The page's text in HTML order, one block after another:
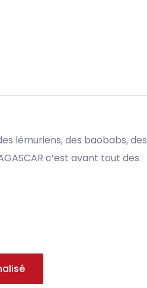
lémuriens, des baobabs, des
c’est avant tout des